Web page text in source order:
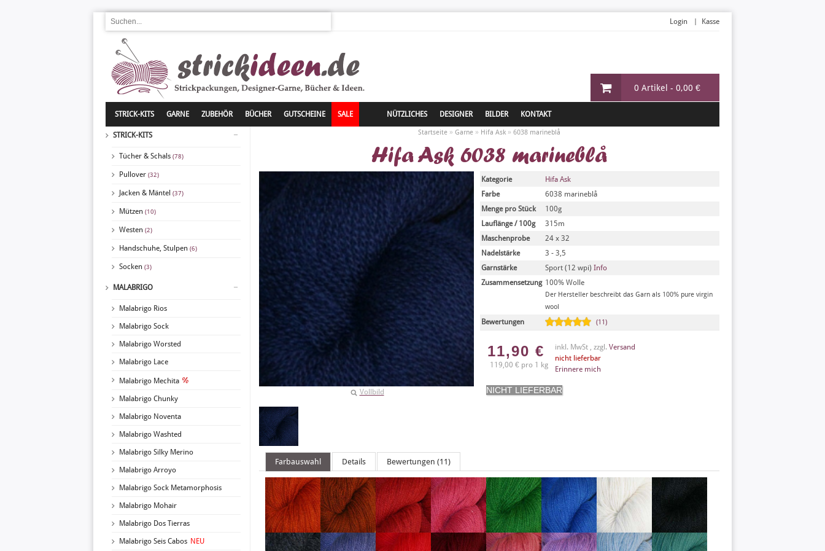
0 Artikel - 0,00 €
Login Kasse
STRICK-KITS GARNE ZUBEHÖR BÜCHER GUTSCHEINE SALE NÜTZLICHES DESIGNER BILDER KONTAKT
STRICK-KITS
Tücher & Schals (78)
Pullover (32)
Jacken & Mäntel (37)
Mützen (10)
Westen (2)
Handschuhe, Stulpen (6)
Socken (3)
MALABRIGO
Malabrigo Rios
Malabrigo Sock
Malabrigo Worsted
Malabrigo Lace
Malabrigo Mechita
Malabrigo Chunky
Malabrigo Noventa
Malabrigo Washted
Malabrigo Silky Merino
Malabrigo Arroyo
Malabrigo Sock Metamorphosis
Malabrigo Mohair
Malabrigo Dos Tierras
Malabrigo Seis Cabos NEU
Startseite » Garne » Hifa Ask » 6038 marineblå
Hifa Ask 6038 marineblå
Vollbild
Kategorie
Hifa Ask
Farbe
6038 marineblå
Menge pro Stück
100g
Lauflänge / 100g
315m
Maschenprobe
24 x 32
Nadelstärke
3 - 3,5
Garnstärke
Sport (12 wpi) Info
Zusammensetzung 100% Wolle
Der Hersteller beschreibt das Garn als 100% pure virgin
wool
Bewertungen (11)
11,90 €
119,00 € pro 1 kg
inkl. MwSt , zzgl. Versand
nicht lieferbar
Erinnere mich
Farbauswahl Details Bewertungen (11)